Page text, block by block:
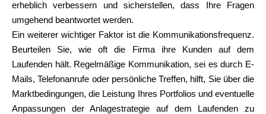
erheblich verbessern und sicherstellen, dass Ihre Fragen
umgehend beantwortet werden.
Ein weiterer wichtiger Faktor ist die Kommunikationsfrequenz.
Beurteilen Sie, wie oft die Firma ihre Kunden auf dem
Laufenden hält. Regelmäßige Kommunikation, sei es durch E-
Mails, Telefonanrufe oder persönliche Treffen, hilft, Sie über die
Marktbedingungen, die Leistung Ihres Portfolios und eventuelle
Anpassungen der Anlagestrategie auf dem Laufenden zu